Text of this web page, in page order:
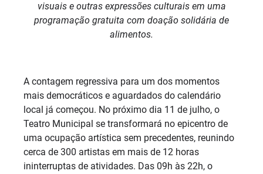
visuais e outras expressões culturais em uma
programação gratuita com doação solidária de
alimentos.
A contagem regressiva para um dos momentos
mais democráticos e aguardados do calendário
local já começou. No próximo dia 11 de julho, o
Teatro Municipal se transformará no epicentro de
uma ocupação artística sem precedentes, reunindo
cerca de 300 artistas em mais de 12 horas
ininterruptas de atividades. Das 09h às 22h, o